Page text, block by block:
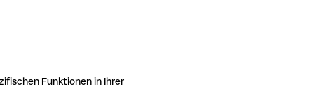
Funktionen in Ihrer